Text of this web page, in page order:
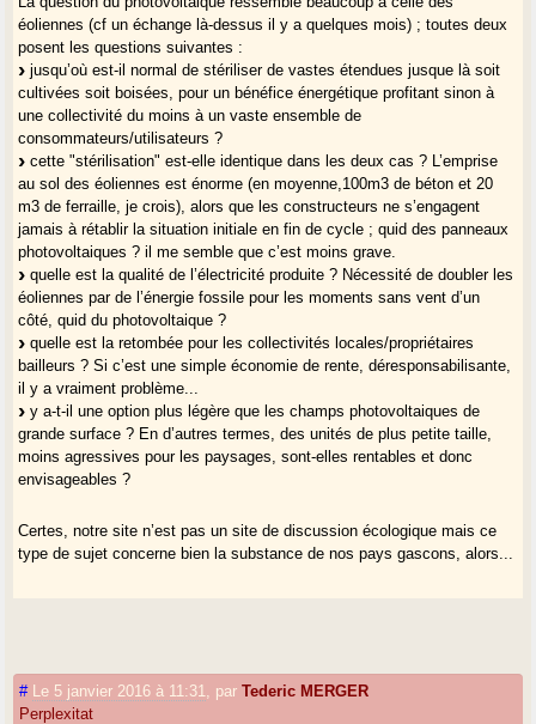
éoliennes (cf un échange là-dessus il y a quelques mois) ; toutes deux
posent les questions suivantes :
jusqu’où est-il normal de stériliser de vastes étendues jusque là soit
cultivées soit boisées, pour un bénéfice énergétique profitant sinon à
une collectivité du moins à un vaste ensemble de
consommateurs/utilisateurs ?
cette "stérilisation" est-elle identique dans les deux cas ? L’emprise
au sol des éoliennes est énorme (en moyenne,100m3 de béton et 20
m3 de ferraille, je crois), alors que les constructeurs ne s’engagent
jamais à rétablir la situation initiale en fin de cycle ; quid des panneaux
photovoltaiques ? il me semble que c’est moins grave.
quelle est la qualité de l’électricité produite ? Nécessité de doubler les
éoliennes par de l’énergie fossile pour les moments sans vent d’un
côté, quid du photovoltaique ?
quelle est la retombée pour les collectivités locales/propriétaires
bailleurs ? Si c’est une simple économie de rente, déresponsabilisante,
il y a vraiment problème...
y a-t-il une option plus légère que les champs photovoltaiques de
grande surface ? En d’autres termes, des unités de plus petite taille,
moins agressives pour les paysages, sont-elles rentables et donc
envisageables ?
Certes, notre site n’est pas un site de discussion écologique mais ce
type de sujet concerne bien la substance de nos pays gascons, alors...
# Le 5 janvier 2016 à 11:31 parTederic MERGER
Perplexitat